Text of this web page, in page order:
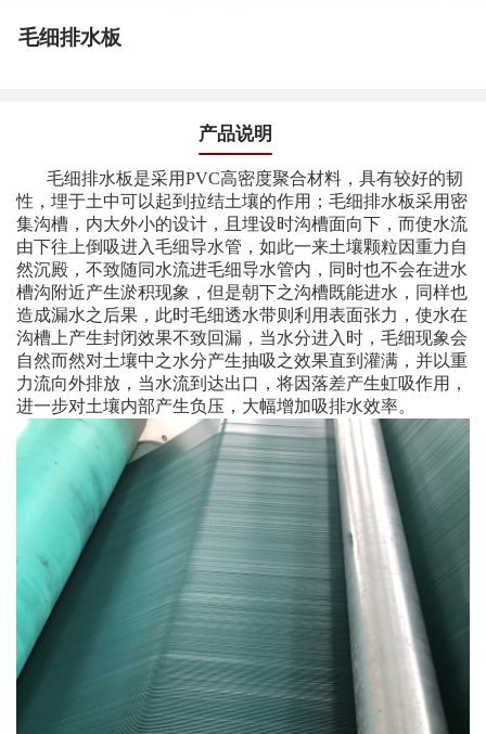
毛细排水板
产品说明
毛细排水板是采用PVC高密度聚合材料，具有较好的韧
性，埋于土中可以起到拉结土壤的作用；毛细排水板采用密
集沟槽，内大外小的设计，且埋设时沟槽面向下，而使水流
由下往上倒吸进入毛细导水管，如此一来土壤颗粒因重力自
然沉殿，不致随同水流进毛细导水管内，同时也不会在进水
槽沟附近产生淤积现象，但是朝下之沟槽既能进水，同样也
造成漏水之后果，此时毛细透水带则利用表面张力，使水在
沟槽上产生封闭效果不致回漏，当水分进入时，毛细现象会
自然而然对土壤中之水分产生抽吸之效果直到灌满，并以重
力流向外排放，当水流到达出口，将因落差产生虹吸作用，
进一步对土壤内部产生负压，大幅增加吸排水效率。